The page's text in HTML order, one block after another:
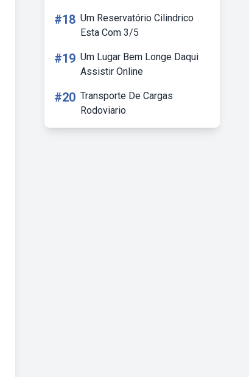
#18 Um Reservatório Cilindrico
Esta Com 3/5
#19 Um Lugar Bem Longe Daqui
Assistir Online
#20 Transporte De Cargas
Rodoviario